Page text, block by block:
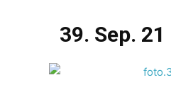
39. Sep.